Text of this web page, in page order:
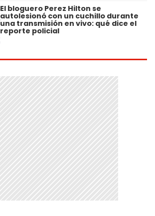
El bloguero Perez Hilton se
autolesionó con un cuchillo durante
una transmisión en vivo: qué dice el
reporte policial